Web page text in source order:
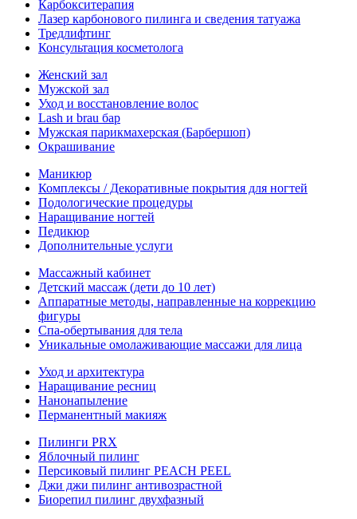
Карбокситерапия
Лазер карбонового пилинга и сведения татуажа
Тредлифтинг
Консультация косметолога
Женский зал
Мужской зал
Уход и восстановление волос
Lash и brau бар
Мужская парикмахерская (Барбершоп)
Окрашивание
Маникюр
Комплексы / Декоративные покрытия для ногтей
Подологические процедуры
Наращивание ногтей
Педикюр
Дополнительные услуги
Массажный кабинет
Детский массаж (дети до 10 лет)
Аппаратные методы, направленные на коррекцию
фигуры
Спа-обертывания для тела
Уникальные омолаживающие массажи для лица
Уход и архитектура
Наращивание ресниц
Нанонапыление
Перманентный макияж
Пилинги PRX
Яблочный пилинг
Персиковый пилинг PEACH PEEL
Джи джи пилинг антивозрастной
Биорепил пилинг двухфазный